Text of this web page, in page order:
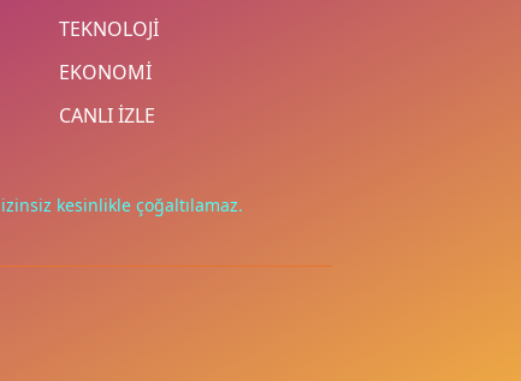
TEKNOLOJİ
EKONOMİ
CANLI İZLE
kesinlikle çoğaltılamaz.